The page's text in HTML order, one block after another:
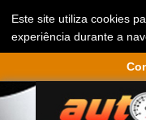
Este site utiliza cookies
experiência durante a